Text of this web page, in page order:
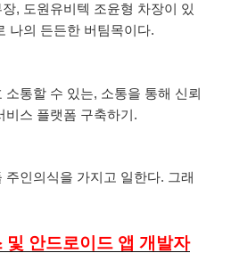
, 도원유비텍 조윤형 차장이 있
나의 든든한 버팀목이다.
소통할 수 있는, 소통을 통해 신뢰
비스 플랫폼 구축하기.
주인의식을 가지고 일한다. 그래
및 안드로이드 앱 개발자